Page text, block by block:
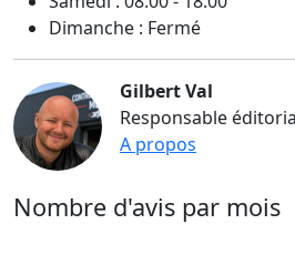
Dimanche : Fermé
Gilbert Val
Responsable
A propos
Nombre d'avis par mois